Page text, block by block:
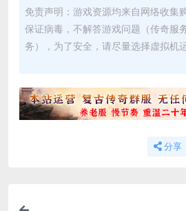
免责声明：游戏资源均来自网络收集
保证病毒，不解答游戏问题（传奇服
务），为了安全，请尽量选择虚拟机
分享